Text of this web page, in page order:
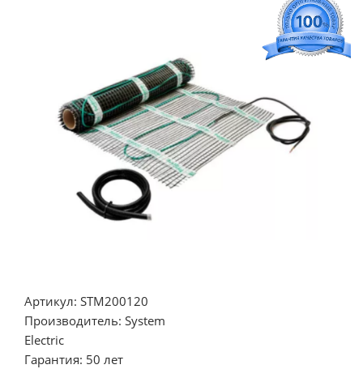
Артикул: STM200120
Производитель: System
Electric
Гарантия: 50 лет